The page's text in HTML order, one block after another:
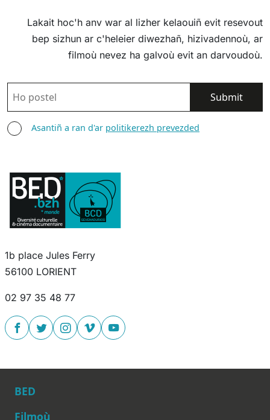
Lakait hoc'h anv war al lizher kelaouiñ evit resevout
bep sizhun ar c'heleier diwezhañ, hizivadennoù, ar
filmoù nevez ha galvoù evit an darvoudoù.
POSTEL
ASANTIÑAsantiñ a ran d'ar politikerezh prevezded
1b place Jules Ferry
56100 LORIENT
02 97 35 48 77
BED
Filmoù